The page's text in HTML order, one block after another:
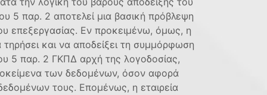
5 παρ. 2 αποτελεί μια βασική πρόβλεψη
επεξεργασίας. Εν προκειμένω, όμως, η
και να αποδείξει τη συµµόρφωση
5 παρ. 2 ΓΚΠ∆ αρχή της λογοδοσίας,
των δεδομένων, όσον αφορά
τους. Επομένως, η εταιρεία